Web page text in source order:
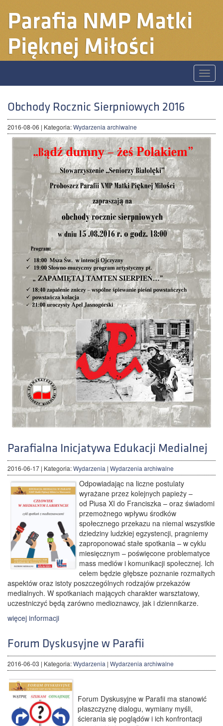
Parafia NMP Matki
Pięknej Miłości
Toggle
Obchody Rocznic Sierpniowych 2016
2016-08-06 | Kategoria:Wydarzenia archiwalne
Parafialna Inicjatywa Edukacji Medialnej
2016-06-17 | Kategoria:Wydarzenia | Wydarzenia archiwalne
Odpowiadając na liczne postulaty
wyrażane przez kolejnych papieży –
od Piusa XI do Franciszka – oraz świadomi
przemożnego wpływu środków
społecznego przekazu na niemal wszystkie
dziedziny ludzkiej egzystencji, pragniemy
zaproponować stałe spotkania – w cyklu
miesięcznym – poświęcone problematyce
mass mediów i komunikacji społecznej. Ich
celem będzie głębsze poznanie rozmaitych
aspektów oraz istoty poszczególnych rodzajów przekazów
medialnych. W spotkaniach mających charakter warsztatowy,
uczestniczyć będą zarówno medioznawcy, jak i dziennikarze.
więcej informacji
Forum Dyskusyjne w Parafii
2016-06-03 | Kategoria:Wydarzenia | Wydarzenia archiwalne
Forum Dyskusyjne w Parafii ma stanowić
płaszczyznę dialogu, wymiany myśli,
ścierania się poglądów i ich konfrontacji